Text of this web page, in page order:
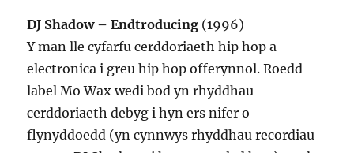
DJ Shadow – Endtroducing (1996)
Y man lle cyfarfu cerddoriaeth hip hop a
electronica i greu hip hop offerynnol. Roedd
label Mo Wax wedi bod yn rhyddhau
cerddoriaeth debyg i hyn ers nifer o
flynyddoedd (yn cynnwys rhyddhau recordiau